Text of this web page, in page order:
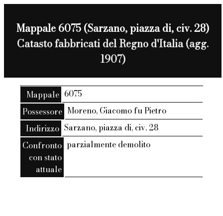
Mappale 6075 (Sarzano, piazza di, civ. 28)
Catasto fabbricati del Regno d'Italia (agg.
1907)
Mappale 6075
Possessore Moreno, Giacomo fu Pietro
Indirizzo Sarzano, piazza di, civ. 28
Confronto
con stato
attuale
parzialmente demolito